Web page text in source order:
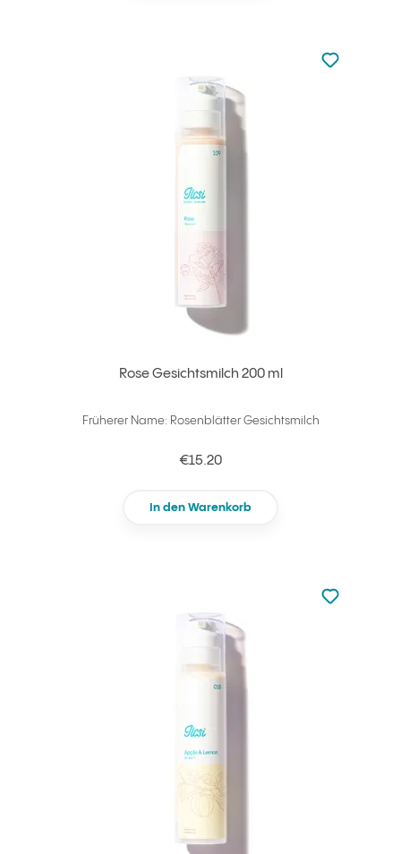
Rose Gesichtsmilch 200 ml
Früherer Name: Rosenblätter Gesichtsmilch
€15.20
In den Warenkorb
zu den
zu Ihren
zu den
zu Ihren